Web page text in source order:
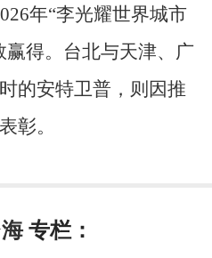
年“李光耀世界城市
赢得。台北与天津、广
的安特卫普，则因推
彰。
专栏：